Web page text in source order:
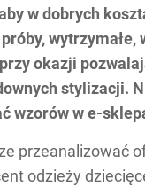
w dobrych
wytrzymałe,
okazji
stylizacji.
wzorów w e-
przeanalizować
odzieży